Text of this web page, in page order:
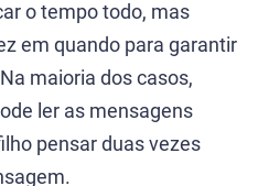
o tempo todo, mas
em quando para garantir
maioria dos casos,
ler as mensagens
pensar duas vezes